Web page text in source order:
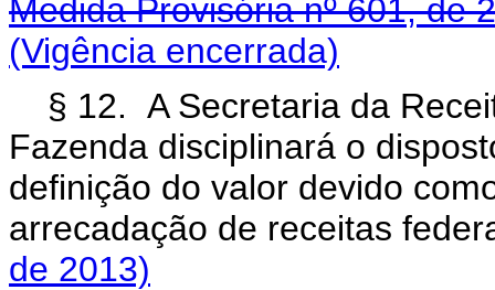
Medida Provisória nº 601, de
(Vigência encerrada)
§ 12. A Secretaria da
Fazenda disciplinará o
definição do valor devido
arrecadação de receitas
de 2013)